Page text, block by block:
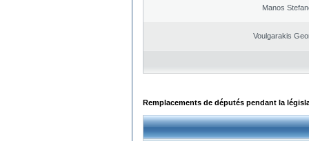
Manos
Voulgarakis
Remplacements de députés pendant la